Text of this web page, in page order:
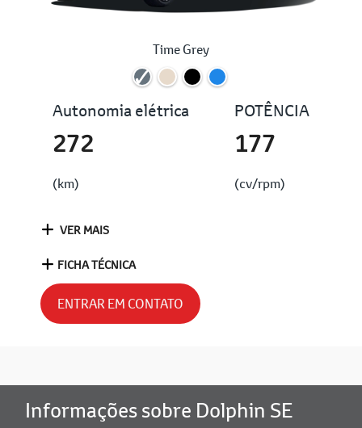
Time Grey
Autonomia elétrica
272
(km)
POTÊNCIA
177
(cv/rpm)
VER MAIS
FICHA TÉCNICA
ENTRAR EM CONTATO
Informações sobre Dolphin SE